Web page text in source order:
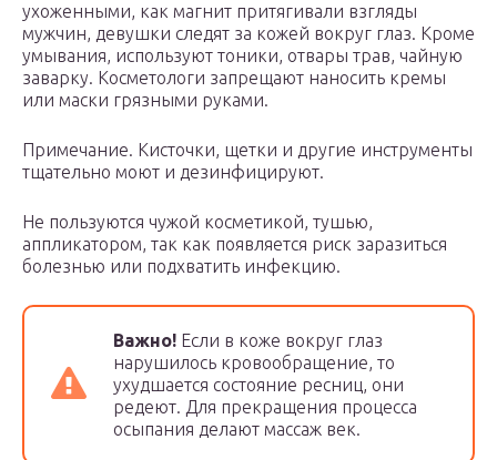
ухоженными, как магнит притягивали взгляды
мужчин, девушки следят за кожей вокруг глаз. Кроме
умывания, используют тоники, отвары трав, чайную
заварку. Косметологи запрещают наносить кремы
или маски грязными руками.
Примечание. Кисточки, щетки и другие инструменты
тщательно моют и дезинфицируют.
Не пользуются чужой косметикой, тушью,
аппликатором, так как появляется риск заразиться
болезнью или подхватить инфекцию.
Важно! Если в коже вокруг глаз
нарушилось кровообращение, то
ухудшается состояние ресниц, они
редеют. Для прекращения процесса
осыпания делают массаж век.